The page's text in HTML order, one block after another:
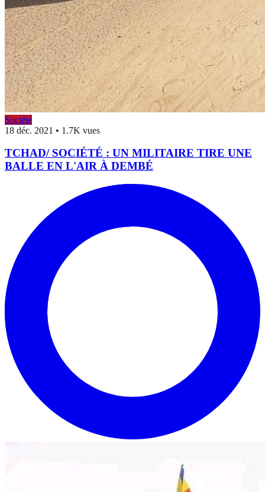
Société
18 déc. 2021 • 1.7K vues
TCHAD/ SOCIÉTÉ : UN MILITAIRE TIRE UNE
BALLE EN L'AIR À DEMBÉ